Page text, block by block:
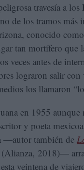
travesía a los
de los tramos más
conocido
tan mortífero que
veces antes de
lograron salir
los llamaron
en 1955 aunque
y poeta
—autor también de
(Alianza, 2018)—
veintena de